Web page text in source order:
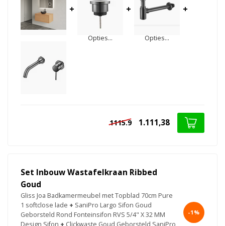
+
Opties...
+
Opties...
+
1115.9 1.111,38
Set Inbouw Wastafelkraan Ribbed
Goud
Gliss Joa Badkamermeubel met Topblad 70cm Pure
1 softclose lade + SaniPro Largo Sifon Goud
Geborsteld Rond Fonteinsifon RVS 5/4" X 32 MM
-1%